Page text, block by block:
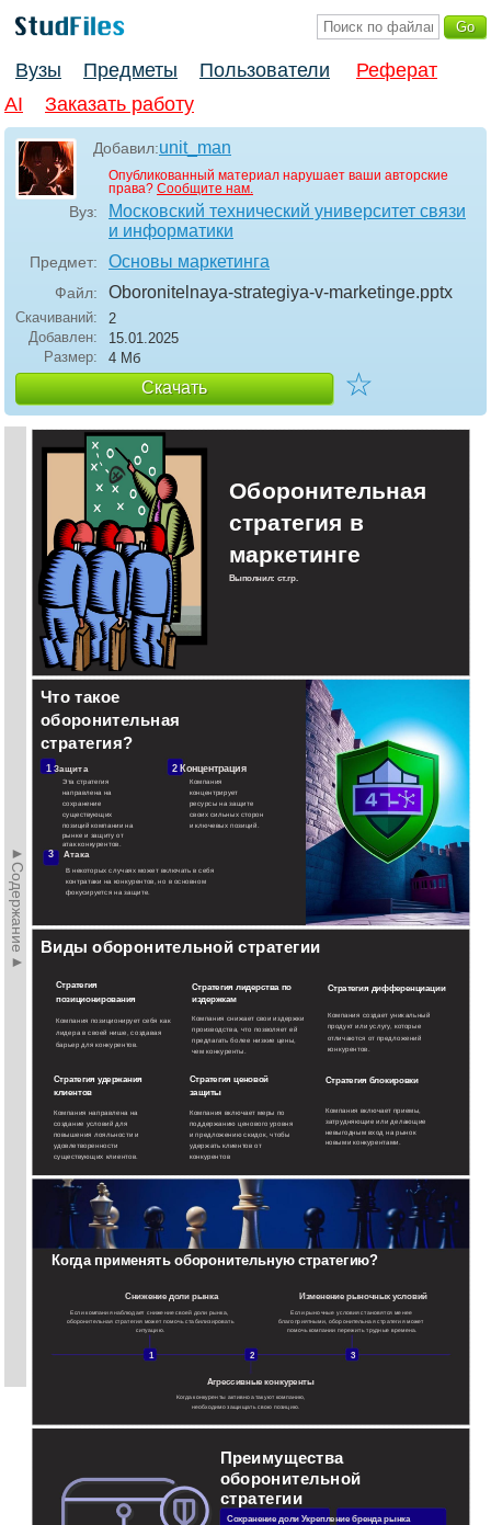
Вузы Предметы Пользователи
Реферат
AI
Заказать работу
Добавил:unit_man
Опубликованный материал нарушает ваши авторские
права? Сообщите нам.
Вуз:
Московский технический университет связи
и информатики
Предмет: Основы маркетинга
Файл: Oboronitelnaya-strategiya-v-marketinge.pptx
Скачиваний:
2
Добавлен:
15.01.2025
Размер:
4 Мб
Скачать ☆
►Содержание►
Оборонительная
стратегия в
маркетинге
Выполнил: ст.гр.
Что такое
оборонительная
стратегия?
1Защита 2 Концентрация
Эта стратегия
Компания
направлена на
концентрирует
сохранение
ресурсы на защите
существующих
своих сильных сторон
позиций компании на и ключевых позиций.
рынке и защиту от
атак конкурентов.
3 Атака
В некоторых случаях может включать в себя
контратаки на конкурентов, но в основном
фокусируется на защите.
Виды оборонительной стратегии
Стратегия
позиционирования
Компания позиционирует себя как
лидера в своей нише, создавая
барьер для конкурентов.
Стратегия лидерства по
издержкам
Компания снижает свои издержки
производства, что позволяет ей
предлагать более низкие цены,
чем конкуренты.
Стратегия дифференциации
Компания создает уникальный
продукт или услугу, которые
отличаются от предложений
конкурентов.
Стратегия удержания
Стратегия ценовой
клиентов
защиты
Компания направлена на Компания включает меры по
создание условий для поддержанию ценового уровня
повышения лояльности и и предложению скидок, чтобы
удовлетворенности удержать клиентов от
существующих клиентов. конкурентов
Стратегия блокировки
Компания включает приемы,
затрудняющие или делающие
невыгодным вход на рынок
новыми конкурентами.
Когда применять оборонительную стратегию?
Снижение доли рынка Изменение рыночных условий
Если компания наблюдает снижение своей доли рынка,
Если рыночные условия становятся менее
оборонительная стратегия может помочь стабилизировать
благоприятными, оборонительная стратегия может
ситуацию.
помочь компании пережить трудные времена.
1 2 3
Агрессивные конкуренты
Когда конкуренты активно атакуют компанию,
необходимо защищать свою позицию.
Преимущества
оборонительной
стратегии
Сохранение доли Укрепление бренда рынка